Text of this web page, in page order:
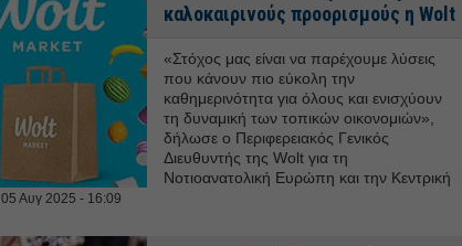
καλοκαιρινούς προορισμούς η Wolt
«Στόχος μας είναι να παρέχουμε λύσεις
που κάνουν πιο εύκολη την
καθημερινότητα για όλους και ενισχύουν
τη δυναμική των τοπικών οικονομιών»,
δήλωσε ο Περιφερειακός Γενικός
Διευθυντής της Wolt για τη
Νοτιοανατολική Ευρώπη και την Κεντρική
05 Αυγ 2025 - 16:09